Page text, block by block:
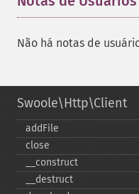
Não há notas de
Swoole\Http\Client
addFile
close
_​_​construct
_​_​destruct